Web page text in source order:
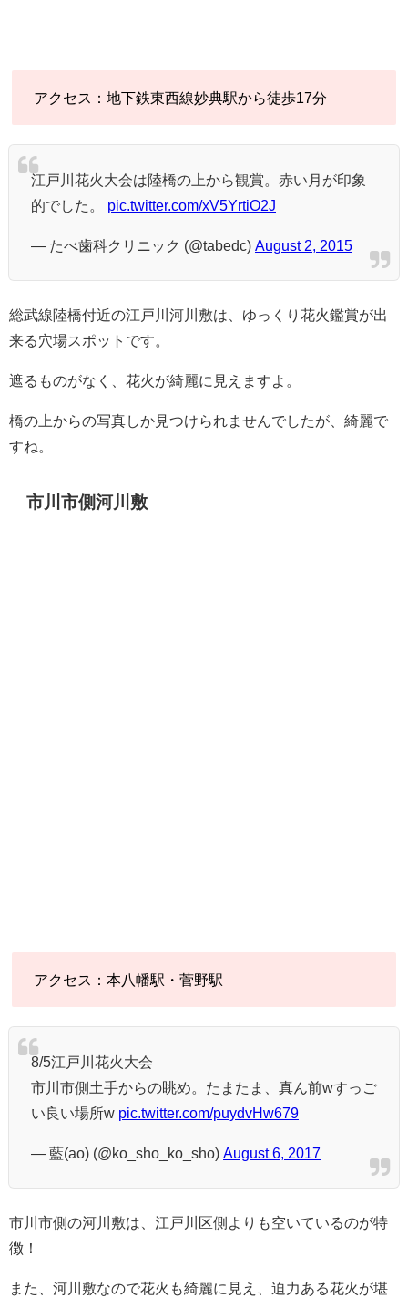
アクセス：地下鉄東西線妙典駅から徒歩17分
江戸川花火大会は陸橋の上から観賞。赤い月が印象
的でした。 pic.twitter.com/xV5YrtiO2J
— たべ歯科クリニック (@tabedc) August 2, 2015
総武線陸橋付近の江戸川河川敷は、ゆっくり花火鑑賞が出
来る穴場スポットです。
遮るものがなく、花火が綺麗に見えますよ。
橋の上からの写真しか見つけられませんでしたが、綺麗で
すね。
市川市側河川敷
アクセス：本八幡駅・菅野駅
8/5江戸川花火大会
市川市側土手からの眺め。たまたま、真ん前wすっご
い良い場所w pic.twitter.com/puydvHw679
— 藍(ao) (@ko_sho_ko_sho) August 6, 2017
市川市側の河川敷は、江戸川区側よりも空いているのが特
徴！
また、河川敷なので花火も綺麗に見え、迫力ある花火が堪